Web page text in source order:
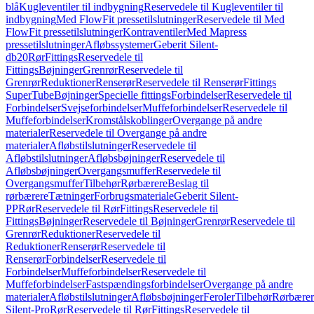
blåKugleventiler til indbygningReservedele til Kugleventiler til
indbygningMed FlowFit pressetilslutningerReservedele til Med
FlowFit pressetilslutningerKontraventilerMed Mapress
pressetilslutningerAfløbssystemerGeberit Silent-
db20RørFittingsReservedele til
FittingsBøjningerGrenrørReservedele til
GrenrørReduktionerRenserørReservedele til RenserørFittings
SuperTubeBøjningerSpecielle fittingsForbindelserReservedele til
ForbindelserSvejseforbindelserMuffeforbindelserReservedele til
MuffeforbindelserKromstålskoblingerOvergange på andre
materialerReservedele til Overgange på andre
materialerAfløbstilslutningerReservedele til
AfløbstilslutningerAfløbsbøjningerReservedele til
AfløbsbøjningerOvergangsmufferReservedele til
OvergangsmufferTilbehørRørbærereBeslag til
rørbærereTætningerForbrugsmaterialeGeberit Silent-
PPRørReservedele til RørFittingsReservedele til
FittingsBøjningerReservedele til BøjningerGrenrørReservedele til
GrenrørReduktionerReservedele til
ReduktionerRenserørReservedele til
RenserørForbindelserReservedele til
ForbindelserMuffeforbindelserReservedele til
MuffeforbindelserFastspændingsforbindelserOvergange på andre
materialerAfløbstilslutningerAfløbsbøjningerFerolerTilbehør
Silent-ProRørReservedele til RørFittingsReservedele til